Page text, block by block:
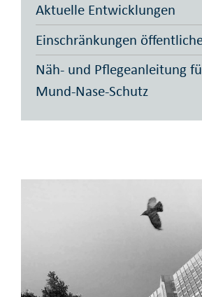
Aktuelle Entwicklungen
Einschränkungen
Näh- und Pflegeanleitung
Mund-Nase-Schutz